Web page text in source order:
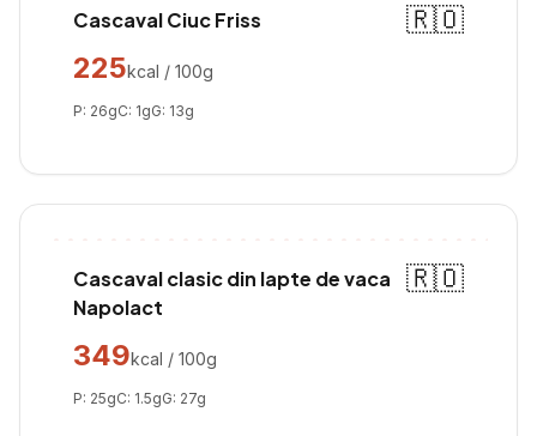
Cascaval Ciuc Friss
🇷🇴
225kcal / 100g
P: 26gC: 1gG: 13g
Cascaval clasic din lapte de vaca
Napolact
🇷🇴
349kcal / 100g
P: 25gC: 1.5gG: 27g